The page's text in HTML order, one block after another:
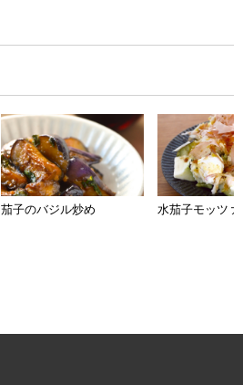
茄子のバジル炒め 水茄子モッツァ